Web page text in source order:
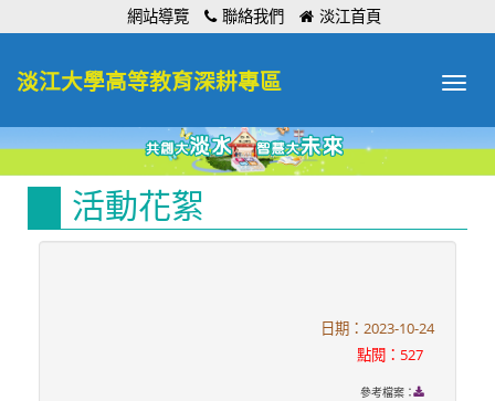
網站導覽 聯絡我們 淡江首頁
Toggle
淡江大學高等教育深耕專區
活動花絮
日期：2023-10-24
點閱：527
參考檔案：